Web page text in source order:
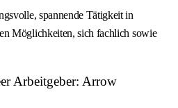
spannende Tätigkeit in
Möglichkeiten, sich fachlich sowie
Arbeitgeber: Arrow